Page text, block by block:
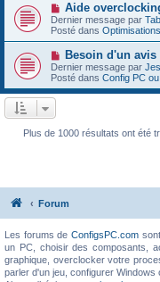
s
s
a
g
e
a
u
m
e
s
a
g
e
N
o
u
v
e
a
u
m
e
g
Aide
Dernier message par
Posté dans
N
o
u
v
e
m
e
Besoin d'un avis
Dernier message par
Posté dans Config PC
Plus de 1000 résultats ont été
Forum
Les forums deConfigsPC.com
un PC, choisir des composants,
graphique, overclocker votre
parler d'un jeu, configurer